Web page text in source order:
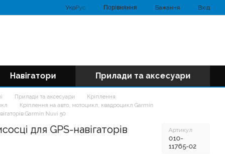
УкрРус Порівняння Бажання Вхід
Навігатори Прилади та аксесуари
Прилади та аксесуари
Кріплення
Кріплення на авто, мотоцикл, квадроцикл Garmin
Garmin Nuvi 50
для GPS-навігаторів
Артикул
010-
11765-02